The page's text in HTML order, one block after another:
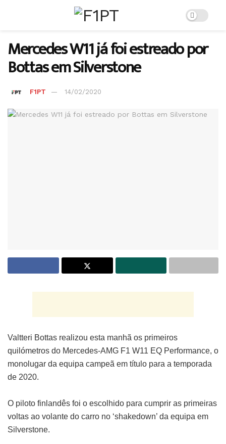
Mercedes W11 já foi estreado por
Bottas em Silverstone
F1PT 14/02/2020
Valtteri Bottas realizou esta manhã os primeiros
quilómetros do Mercedes-AMG F1 W11 EQ Performance, o
monolugar da equipa campeã em título para a temporada
de 2020.
O piloto finlandês foi o escolhido para cumprir as primeiras
voltas ao volante do carro no ‘shakedown’ da equipa em
Silverstone.